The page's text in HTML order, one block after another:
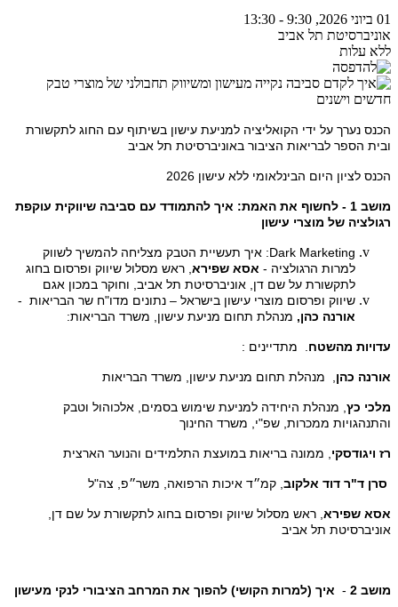
01 ביוני 2026, 9:30 - 13:30
אוניברסיטת תל אביב
ללא עלות
הכנס נערך על ידי הקואליציה למניעת עישון בשיתוף עם החוג לתקשורת
ובית הספר לבריאות הציבור באוניברסיטת תל אביב
הכנס לציון היום הבינלאומי ללא עישון 2026
מושב 1 - לחשוף את האמת: איך להתמודד עם סביבה שיווקית עוקפת
רגולציה של מוצרי עישון
Dark Marketing: איך תעשיית הטבק מצליחה להמשיך לשווק
למרות הרגולציה - אסא שפירא , ראש מסלול שיווק ופרסום בחוג
לתקשורת על שם דן, אוניברסיטת תל אביב, וחוקר במכון אגם
שיווק ופרסום מוצרי עישון בישראל – נתונים מדו"ח שר הבריאות -
אורנה כהן, מנהלת תחום מניעת עישון, משרד הבריאות:
עדויות מהשטח . מתדיינים :
אורנה כהן , מנהלת תחום מניעת עישון, משרד הבריאות
מלכי כץ , מנהלת היחידה למניעת שימוש בסמים, אלכוהול וטבק
והתנהגויות ממכרות, שפ"י, משרד החינוך
רז ויגודסקי , ממונה בריאות במועצת התלמידים והנוער הארצית
סרן ד"ר דוד אלקוב , קמ״ד איכות הרפואה, משר״פ, צה"ל
אסא שפירא , ראש מסלול שיווק ופרסום בחוג לתקשורת על שם דן,
אוניברסיטת תל אביב
מושב 2 - איך (למרות הקושי) להפוך את המרחב הציבורי לנקי מעישון